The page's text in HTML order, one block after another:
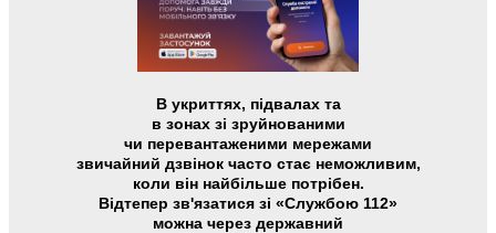
В укриттях, підвалах та
в зонах зі зруйнованими
чи перевантаженими мережами
звичайний дзвінок часто стає неможливим,
коли він найбільше потрібен.
Відтепер зв'язатися зі «Службою 112»
можна через державний